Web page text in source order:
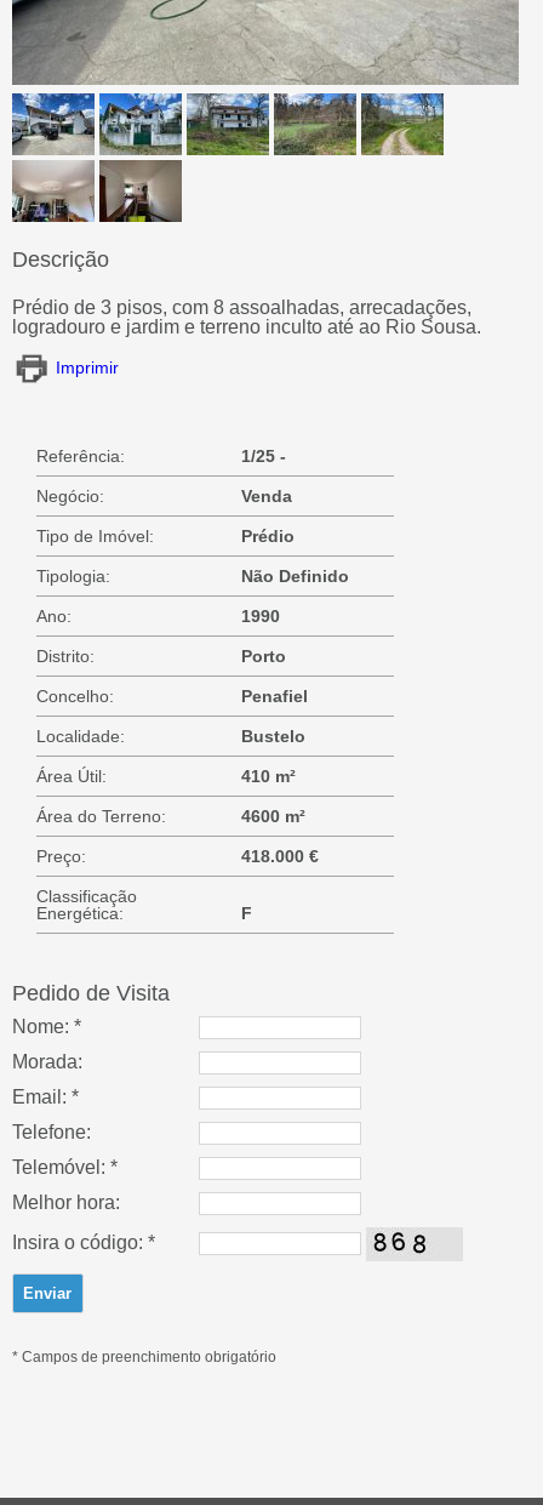
Descrição
Prédio de 3 pisos, com 8 assoalhadas, arrecadações,
logradouro e jardim e terreno inculto até ao Rio Sousa.
Imprimir
Referência: 1/25 -
Negócio: Venda
Tipo de Imóvel: Prédio
Tipologia: Não Definido
Ano: 1990
Distrito: Porto
Concelho: Penafiel
Localidade: Bustelo
Área Útil: 410 m²
Área do Terreno: 4600 m²
Preço: 418.000 €
Classificação
Energética:
F
Pedido de Visita
Nome: *
Morada:
Email: *
Telefone:
Telemóvel: *
Melhor hora:
Insira o código: *
* Campos de preenchimento obrigatório